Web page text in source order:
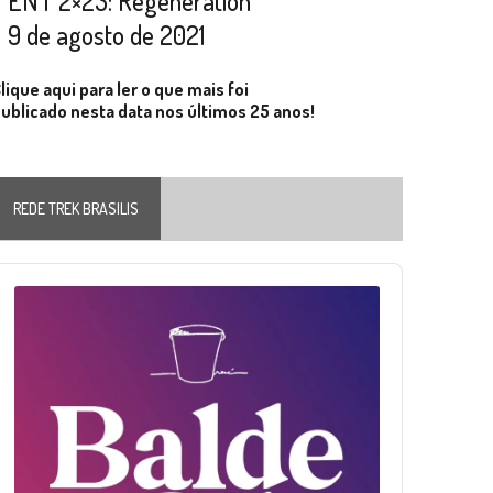
9 de agosto de 2021
aqui para ler o que mais foi
nesta data nos últimos 25 anos!
REDE TREK BRASILIS
Player